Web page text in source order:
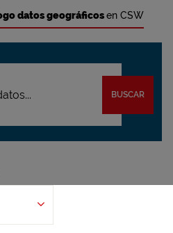
datos geográficosen CSW
BUSCAR